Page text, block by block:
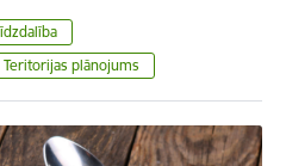
Teritorijas plānojums